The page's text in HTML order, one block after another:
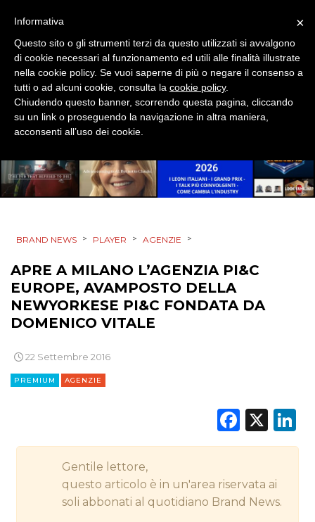
DESIGN
EVENTI
MOBILE
PROMOZIONI
PUNTI VENDITA
CSR
STRATEGIE
CINEMA
ESTERNA
RADIO / AUDIO
BRAND NEWS > PLAYER > AGENZIE >
APRE A MILANO L’AGENZIA PI&C
EUROPE, AVAMPOSTO DELLA
NEWYORKESE PI&C FONDATA DA
DOMENICO VITALE
22 Settembre 2016
PREMIUM AGENZIE
X
Gentile lettore,
questo articolo è in un'area riservata ai
soli abbonati al quotidiano Brand News.
×
Informativa
Questo sito o gli strumenti terzi da questo utilizzati si avvalgono
di cookie necessari al funzionamento ed utili alle finalità illustrate
nella cookie policy. Se vuoi saperne di più o negare il consenso a
tutti o ad alcuni cookie, consulta la cookie policy.
Chiudendo questo banner, scorrendo questa pagina, cliccando
su un link o proseguendo la navigazione in altra maniera,
acconsenti all’uso dei cookie.